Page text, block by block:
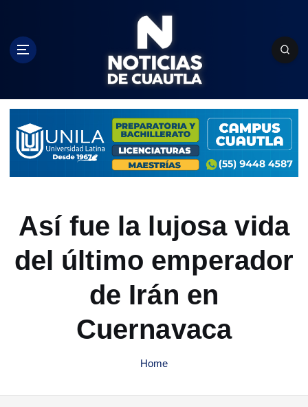
c
Así fue la lujosa vida
del último emperador
de Irán en
Cuernavaca
Home